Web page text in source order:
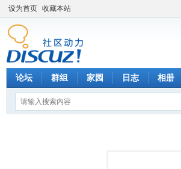
设为首页 收藏本站
论坛 群组 家园 日志 相册